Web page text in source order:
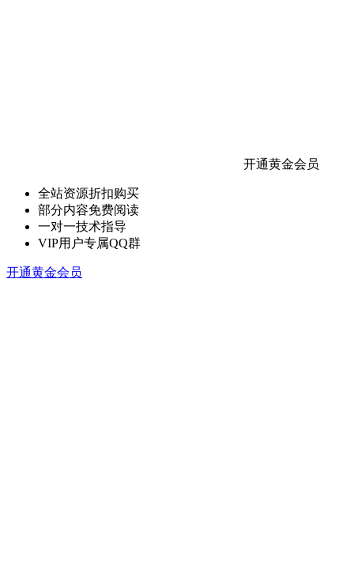
开通黄金会员
全站资源折扣购买
部分内容免费阅读
一对一技术指导
VIP用户专属QQ群
开通黄金会员